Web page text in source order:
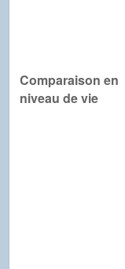
Comparaison en
niveau de vie